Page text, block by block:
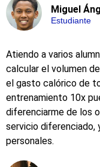
Miguel
Estudiante
Atiendo a varios
calcular el volumen
el gasto calórico de
entrenamiento 10x
diferenciarme de los
servicio diferenciado,
personales.​